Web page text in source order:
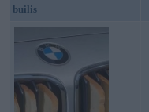
builis